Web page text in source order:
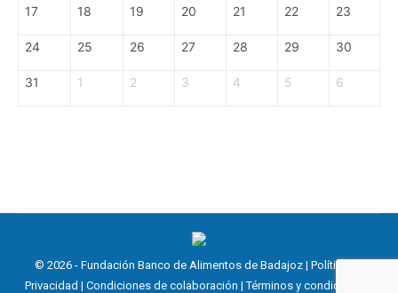
17 18 19 20 21 22 23
24 25 26 27 28 29 30
31 1 2 3 4 5 6
© 2026 - Fundación Banco de Alimentos de Badajoz | Política de
Privacidad | Condiciones de colaboración |Términos y condiciones